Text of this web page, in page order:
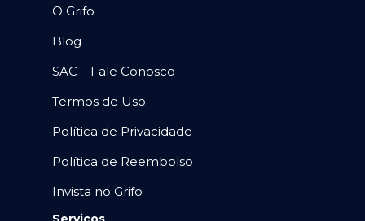
O Grifo
Blog
SAC – Fale Conosco
Termos de Uso
Política de Privacidade
Política de Reembolso
Invista no Grifo